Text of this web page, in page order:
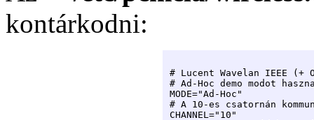
kontárkodni:
# Lucent Wavelan IEEE (+
# Ad-Hoc demo modot
MODE="Ad-Hoc"
# A 10-es csatornán
CHANNEL="10"